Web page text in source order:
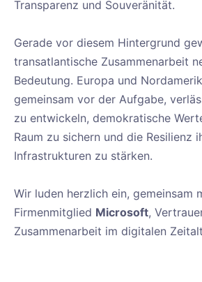
Transparenz und Souveränität.
Gerade vor diesem Hintergrund
transatlantische Zusammenarbeit
Bedeutung. Europa und
gemeinsam vor der Aufgabe,
zu entwickeln, demokratische
Raum zu sichern und die Resilienz
Infrastrukturen zu stärken.
Wir luden herzlich ein, gemeinsam
Firmenmitglied Microsoft,
Zusammenarbeit im digitalen